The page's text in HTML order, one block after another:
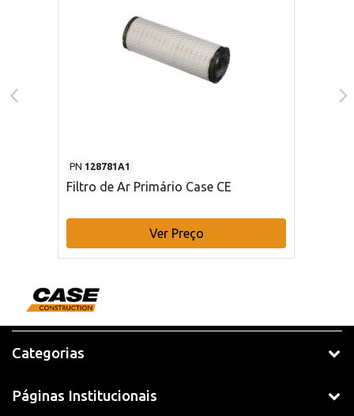
PN 128781A1
Filtro de Ar Primário Case CE
Ver Preço
Categorias
Páginas Institucionais